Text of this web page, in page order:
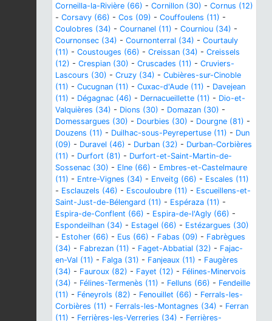
Corneilla-la-Rivière (66) - Cornillon (30) - Cornus (12)
- Corsavy (66) - Cos (09) - Couffoulens (11) -
Coulobres (34) - Cournanel (11) - Courniou (34) -
Cournonsec (34) - Cournonterral (34) - Courtauly
(11) - Coustouges (66) - Creissan (34) - Creissels
(12) - Crespian (30) - Cruscades (11) - Cruviers-
Lascours (30) - Cruzy (34) - Cubières-sur-Cinoble
(11) - Cucugnan (11) - Cuxac-d'Aude (11) - Davejean
(11) - Dégagnac (46) - Dernacueillette (11) - Dio-et-
Valquières (34) - Dions (30) - Domazan (30) -
Domessargues (30) - Dourbies (30) - Dourgne (81) -
Douzens (11) - Duilhac-sous-Peyrepertuse (11) - Dun
(09) - Duravel (46) - Durban (32) - Durban-Corbières
(11) - Durfort (81) - Durfort-et-Saint-Martin-de-
Sossenac (30) - Elne (66) - Embres-et-Castelmaure
(11) - Entre-Vignes (34) - Enveitg (66) - Escales (11)
- Esclauzels (46) - Escouloubre (11) - Escueillens-et-
Saint-Just-de-Bélengard (11) - Espéraza (11) -
Espira-de-Conflent (66) - Espira-de-l'Agly (66) -
Espondeilhan (34) - Estagel (66) - Estézargues (30)
- Estoher (66) - Eus (66) - Fabas (09) - Fabrègues
(34) - Fabrezan (11) - Faget-Abbatial (32) - Fajac-
en-Val (11) - Falga (31) - Fanjeaux (11) - Faugères
(34) - Fauroux (82) - Fayet (12) - Félines-Minervois
(34) - Félines-Termenès (11) - Felluns (66) - Fendeille
(11) - Féneyrols (82) - Fenouillet (66) - Ferrals-les-
Corbières (11) - Ferrals-les-Montagnes (34) - Ferran
(11) - Ferrières-les-Verreries (34) - Ferrières-